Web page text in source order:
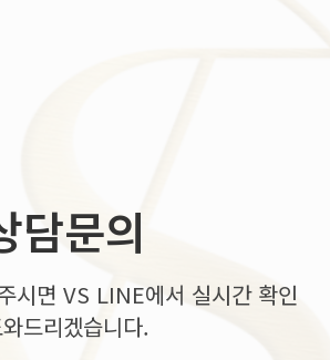
담문의
시면 VS LINE에서 실시간 확인
드리겠습니다.